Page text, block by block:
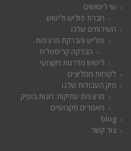
שי ליטושים
חברת פוליש וליטוש
השירותים שלנו
פוליש והברקת מרצפות
הברקה קריסטלית
ליטוש מדרגות מקצועי
לקוחות ממליצים
תיק העבודות שלנו
מרצפות עתיקות: חנות בוטיק
מאמרים מקצועיים
blog
צור קשר